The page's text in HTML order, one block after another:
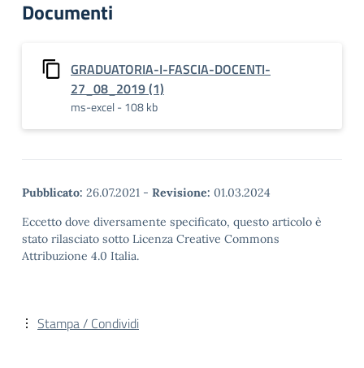
Documenti
GRADUATORIA-I-FASCIA-DOCENTI-
27_08_2019 (1)
ms-excel - 108 kb
Pubblicato: 26.07.2021 - Revisione: 01.03.2024
Eccetto dove diversamente specificato, questo articolo è
stato rilasciato sotto Licenza Creative Commons
Attribuzione 4.0 Italia.
Stampa / Condividi